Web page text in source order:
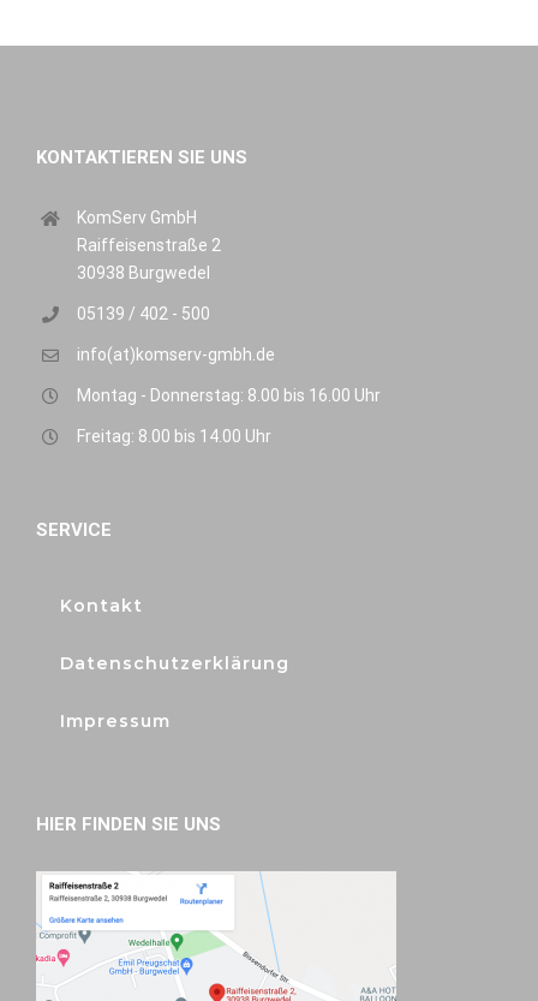
KONTAKTIEREN SIE UNS
KomServ GmbH
Raiffeisenstraße 2
30938 Burgwedel
05139 / 402 - 500
info(at)komserv-gmbh.de
Montag - Donnerstag: 8.00 bis 16.00 Uhr
Freitag: 8.00 bis 14.00 Uhr
SERVICE
Kontakt
Datenschutzerklärung
Impressum
HIER FINDEN SIE UNS